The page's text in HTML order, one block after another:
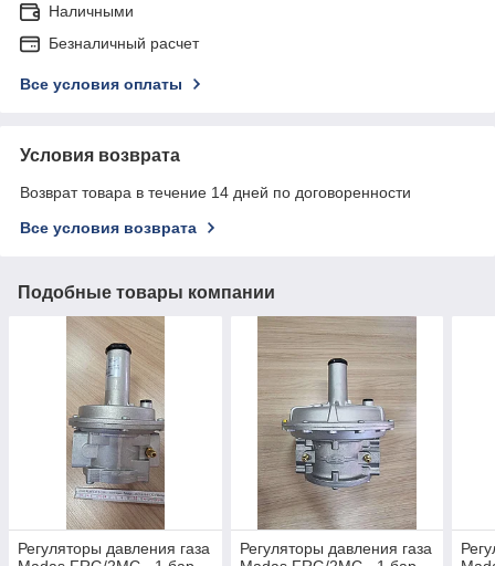
Наличными
Безналичный расчет
Все условия оплаты
Условия возврата
Возврат товара в течение 14 дней по договоренности
Все условия возврата
Подобные товары компании
Регуляторы давления газа
Регуляторы давления газа